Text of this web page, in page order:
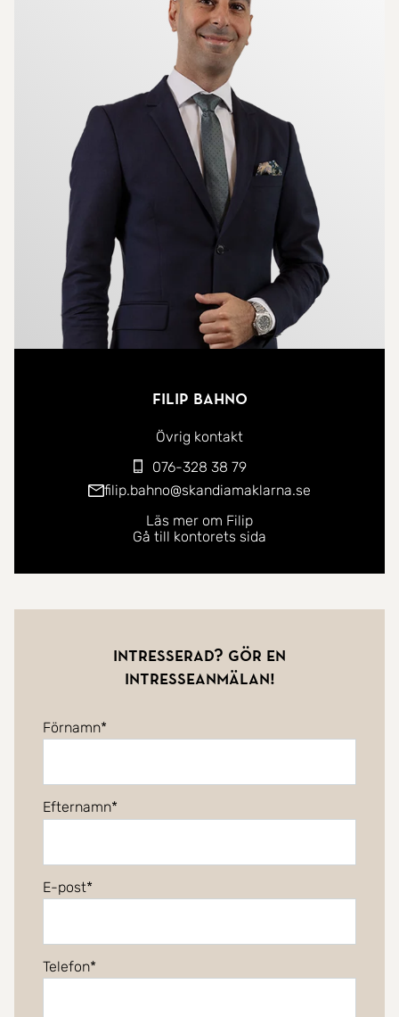
Filip Bahno
Övrig kontakt
076-328 38 79
filip.bahno@skandiamaklarna.se
Läs mer om Filip
Gå till kontorets sida
Intresserad? Gör en
intresseanmälan!
Förnamn
Efternamn
E-post
Telefon